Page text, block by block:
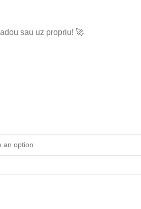
sau uz propriu! 🚀